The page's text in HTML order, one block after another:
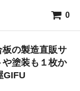
0
の製造直販サ
塗装も１枚か
GIFU